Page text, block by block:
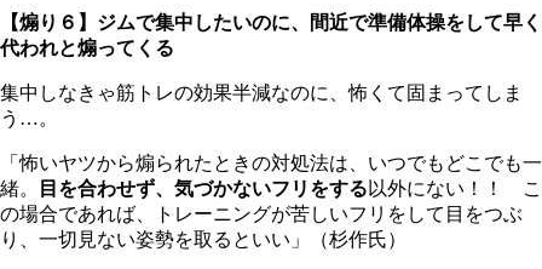
【煽り６】ジムで集中したいのに、間近で準備体操をして早く
代われと煽ってくる
集中しなきゃ筋トレの効果半減なのに、怖くて固まってしま
う…。
「怖いヤツから煽られたときの対処法は、いつでもどこでも一
緒。
目を合わせず、気づかないフリをする 以外にない！！ こ
の場合であれば、トレーニングが苦しいフリをして目をつぶ
り、一切見ない姿勢を取るといい」（杉作氏）